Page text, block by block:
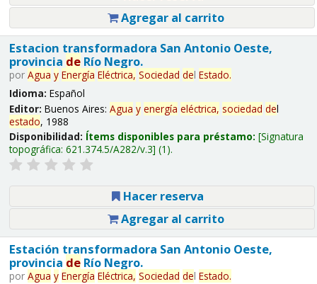
Agregar al carrito
Estacion transformadora San Antonio Oeste,
provincia deRío Negro.
por Agua y Energía Eléctrica, Sociedad del Estado.
Idioma: Español
Editor: Buenos Aires: Agua y energía eléctrica, sociedad del
estado, 1988
Disponibilidad: Ítems disponibles para préstamo: Signatura
topográfica: 621.374.5/A282/v.3 (1).
Hacer reserva
Agregar al carrito
Estación transformadora San Antonio Oeste,
provincia deRío Negro.
por Agua y Energía Eléctrica, Sociedad del Estado.